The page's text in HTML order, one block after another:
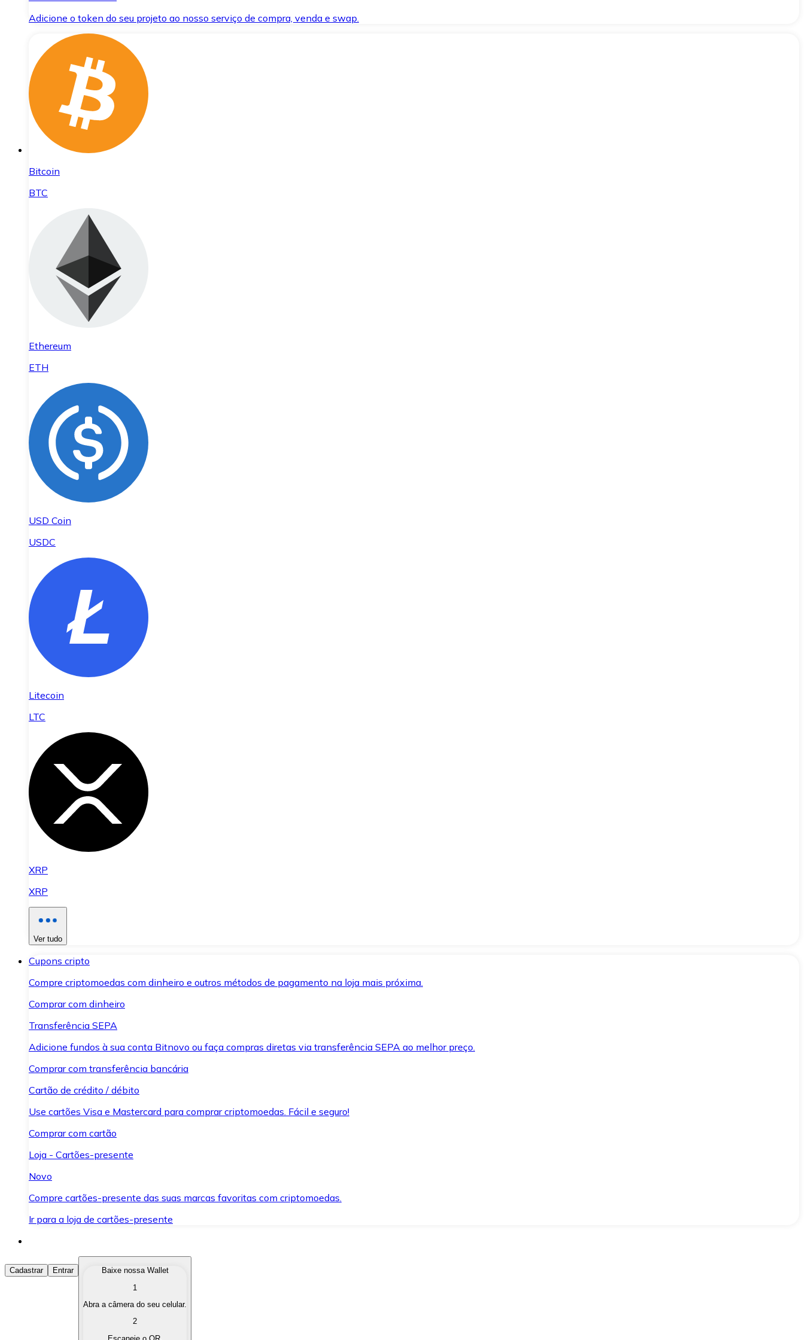
Adicione o token do seu projeto ao nosso serviço de compra, venda e swap.
Bitcoin
BTC
Ethereum
ETH
USD Coin
USDC
Litecoin
LTC
XRP
XRP
Ver tudo
Cupons cripto
Compre criptomoedas com dinheiro e outros métodos de pagamento na loja mais próxima.
Comprar com dinheiro
Transferência SEPA
Adicione fundos à sua conta Bitnovo ou faça compras diretas via transferência SEPA ao melhor preço.
Comprar com transferência bancária
Cartão de crédito / débito
Use cartões Visa e Mastercard para comprar criptomoedas. Fácil e seguro!
Comprar com cartão
Loja - Cartões-presente
Novo
Compre cartões-presente das suas marcas favoritas com criptomoedas.
Ir para a loja de cartões-presente
Comprar Criptomoedas
Compre as criptomoedas de seu interesse de forma rápida e segura.
Converta suas criptomoedas em moeda fiduciária quando precisar.
Cadastrar Entrar
Baixe nossa Wallet
1
Abra a câmera do seu celular.
2